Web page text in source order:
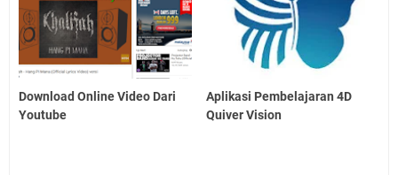
Download Online Video Dari
Youtube
Aplikasi Pembelajaran 4D
Quiver Vision